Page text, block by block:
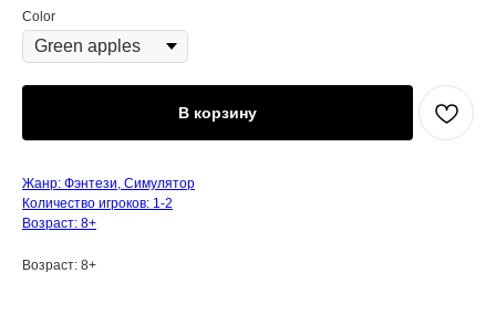
Color
В корзину
Жанр: Фэнтези, Симулятор
Количество игроков: 1-2
Возраст: 8+
Возраст: 8+